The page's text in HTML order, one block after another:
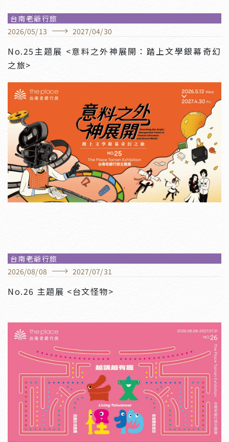
台南老爺行旅
2026/05/13 2027/04/30
No.25主題展 <意料之外神展開：踏上文學銀幕奇幻
之旅>
台南老爺行旅
2026/08/08 2027/07/31
No.26 主題展 <台文怪物>